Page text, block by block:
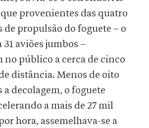
provenientes das quatro
de propulsão do foguete – o
aviões jumbos –
no público a cerca de cinco
distância. Menos de oito
a decolagem, o foguete
a mais de 27 mil
hora, assemelhava-se a